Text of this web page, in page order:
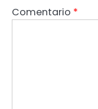
Comentario *